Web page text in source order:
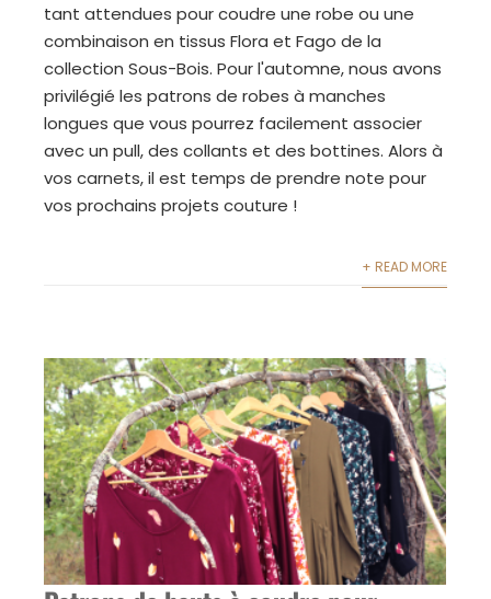
tant attendues pour coudre une robe ou une
combinaison en tissus Flora et Fago de la
collection Sous-Bois. Pour l'automne, nous avons
privilégié les patrons de robes à manches
longues que vous pourrez facilement associer
avec un pull, des collants et des bottines. Alors à
vos carnets, il est temps de prendre note pour
vos prochains projets couture !
+ READ MORE